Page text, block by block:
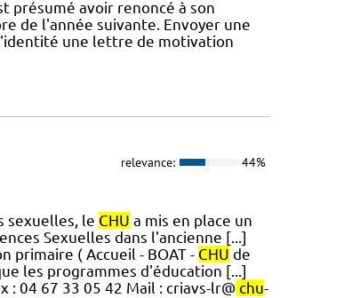
présumé avoir renoncé à son
de l'année suivante. Envoyer une
une lettre de motivation
relevance: 44%
sexuelles, le CHU a mis en place un
Sexuelles dans l'ancienne [...]
primaire ( Accueil - BOAT - CHU de
les programmes d'éducation [...]
: 04 67 33 05 42 Mail : criavs-lr@ chu-